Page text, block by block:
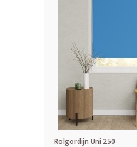
Rolgordijn Uni 250